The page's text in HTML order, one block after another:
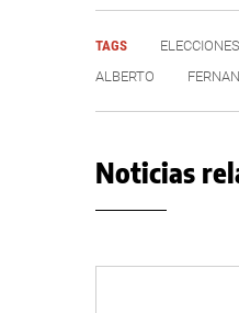
TAGS
ALBERTO
Noticias